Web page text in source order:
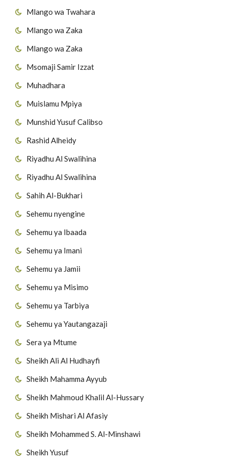
Mlango wa Twahara
Mlango wa Zaka
Mlango wa Zaka
Msomaji Samir Izzat
Muhadhara
Muislamu Mpiya
Munshid Yusuf Calibso
Rashid Alheidy
Riyadhu Al Swalihina
Riyadhu Al Swalihina
Sahih Al-Bukhari
Sehemu nyengine
Sehemu ya Ibaada
Sehemu ya Imani
Sehemu ya Jamii
Sehemu ya Misimo
Sehemu ya Tarbiya
Sehemu ya Yautangazaji
Sera ya Mtume
Sheikh Ali Al Hudhayfi
Sheikh Mahamma Ayyub
Sheikh Mahmoud Khalil Al-Hussary
Sheikh Mishari Al Afasiy
Sheikh Mohammed S. Al-Minshawi
Sheikh Yusuf